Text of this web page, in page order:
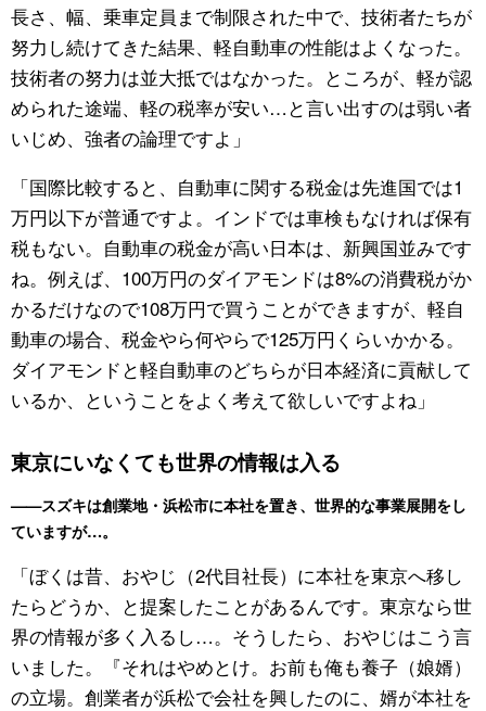
長さ、幅、乗車定員まで制限された中で、技術者たちが
努力し続けてきた結果、軽自動車の性能はよくなった。
技術者の努力は並大抵ではなかった。ところが、軽が認
められた途端、軽の税率が安い…と言い出すのは弱い者
いじめ、強者の論理ですよ」
「国際比較すると、自動車に関する税金は先進国では1
万円以下が普通ですよ。インドでは車検もなければ保有
税もない。自動車の税金が高い日本は、新興国並みです
ね。例えば、100万円のダイアモンドは8%の消費税がか
かるだけなので108万円で買うことができますが、軽自
動車の場合、税金やら何やらで125万円くらいかかる。
ダイアモンドと軽自動車のどちらが日本経済に貢献して
いるか、ということをよく考えて欲しいですよね」
東京にいなくても世界の情報は入る
——スズキは創業地・浜松市に本社を置き、世界的な事業展開をし
ていますが…。
「ぼくは昔、おやじ（2代目社長）に本社を東京へ移し
たらどうか、と提案したことがあるんです。東京なら世
界の情報が多く入るし…。そうしたら、おやじはこう言
いました。『それはやめとけ。お前も俺も養子（娘婿）
の立場。創業者が浜松で会社を興したのに、婿が本社を